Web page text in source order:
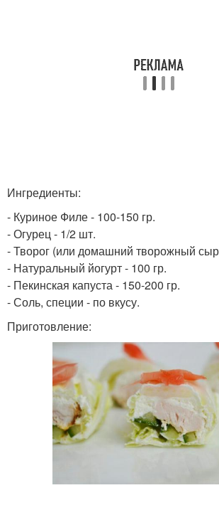
Ингредиенты:
- Куриное Филе - 100-150 гр.
- Огурец - 1/2 шт.
- Творог (или домашний творожный
- Натуральный йогурт - 100 гр.
- Пекинская капуста - 150-200 гр.
- Соль, специи - по вкусу.
Приготовление: